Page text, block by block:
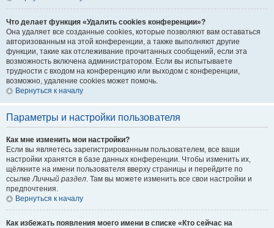
Что делает функция «Удалить cookies конференции»?
Она удаляет все созданные cookies, которые позволяют вам оставаться
авторизованным на этой конференции, а также выполняют другие
функции, такие как отслеживание прочитанных сообщений, если эта
возможность включена администратором. Если вы испытываете
трудности с входом на конференцию или выходом с конференции,
возможно, удаление cookies может помочь.
Вернуться к началу
Параметры и настройки пользователя
Как мне изменить мои настройки?
Если вы являетесь зарегистрированным пользователем, все ваши
настройки хранятся в базе данных конференции. Чтобы изменить их,
щёлкните на имени пользователя вверху страницы и перейдите по
ссылкеЛичный раздел. Там вы можете изменить все свои настройки и
предпочтения.
Вернуться к началу
Как избежать появления моего имени в списке «Кто сейчас на